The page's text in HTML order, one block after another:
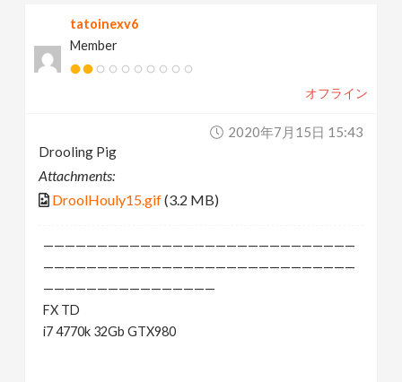
tatoinexv6
Member
オフライン
2020年7月15日 15:43
Drooling Pig
Attachments:
DroolHouly15.gif(3.2 MB)
—————————————————————————————
—————————————————————————————
————————————————
FX TD
i7 4770k 32Gb GTX980